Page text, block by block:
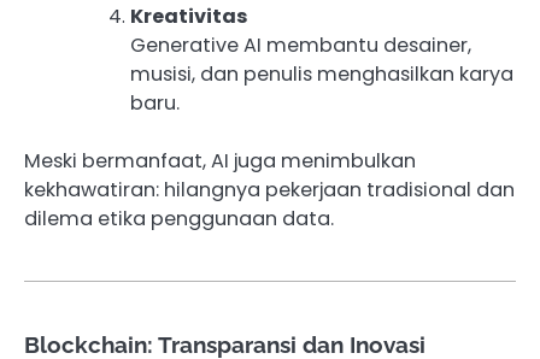
Kreativitas
Generative AI membantu desainer,
musisi, dan penulis menghasilkan karya
baru.
Meski bermanfaat, AI juga menimbulkan
kekhawatiran: hilangnya pekerjaan tradisional dan
dilema etika penggunaan data.
Blockchain: Transparansi dan Inovasi